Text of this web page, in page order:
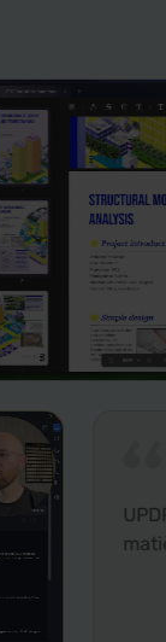
UPDF est la
matière